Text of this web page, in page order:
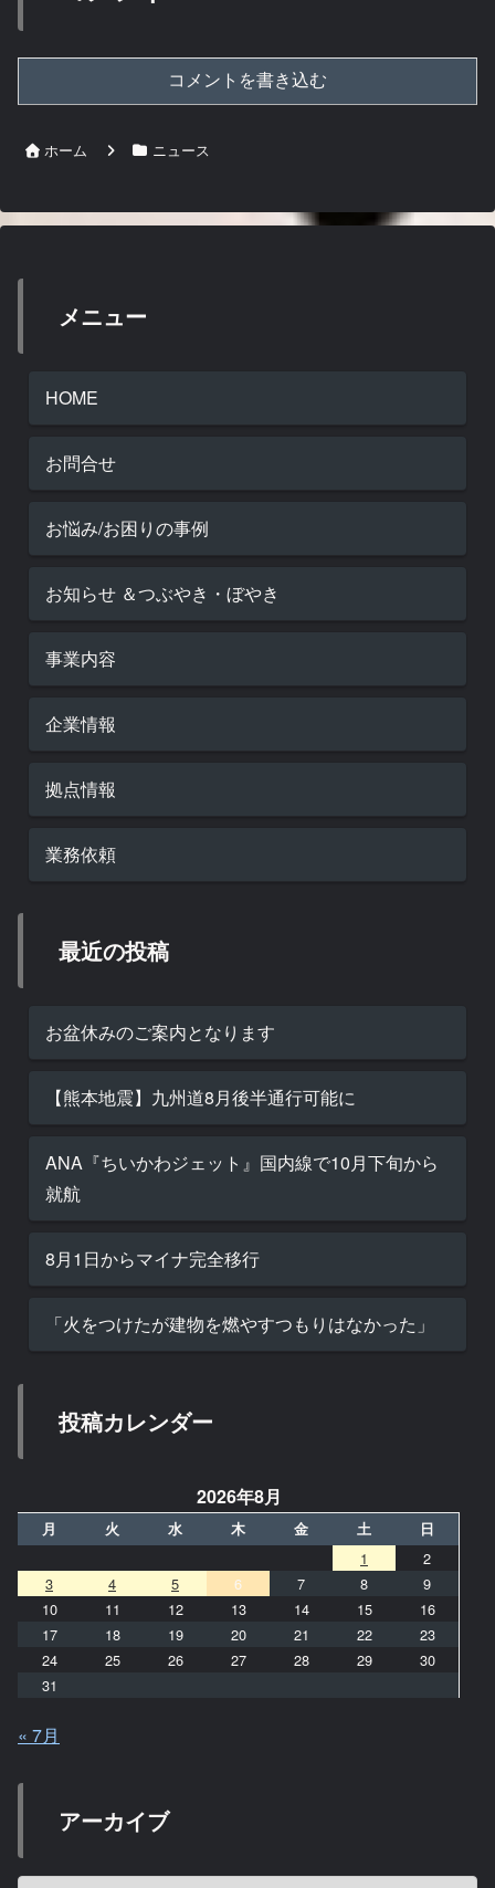
コメントを書き込む
ホーム ニュース
メニュー
HOME
お問合せ
お悩み/お困りの事例
お知らせ ＆つぶやき・ぼやき
事業内容
企業情報
拠点情報
業務依頼
最近の投稿
お盆休みのご案内となります
【熊本地震】九州道8月後半通行可能に
ANA『ちいかわジェット』国内線で10月下旬から
就航
8月1日からマイナ完全移行
「火をつけたが建物を燃やすつもりはなかった」
投稿カレンダー
2026年8月
月 火 水 木 金 土 日
1
2
3
4 5 6 7 8
9
10
11 12 13 14 15
16
17
18 19 20 21 22
23
24
25 26 27 28 29
30
31
« 7月
アーカイブ